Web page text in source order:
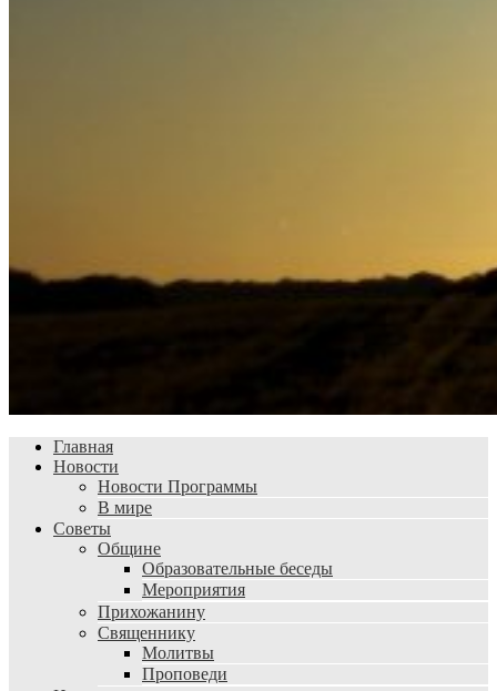
Главная
Новости
Новости Программы
В мире
Советы
Общине
Образовательные беседы
Мероприятия
Прихожанину
Священнику
Молитвы
Проповеди